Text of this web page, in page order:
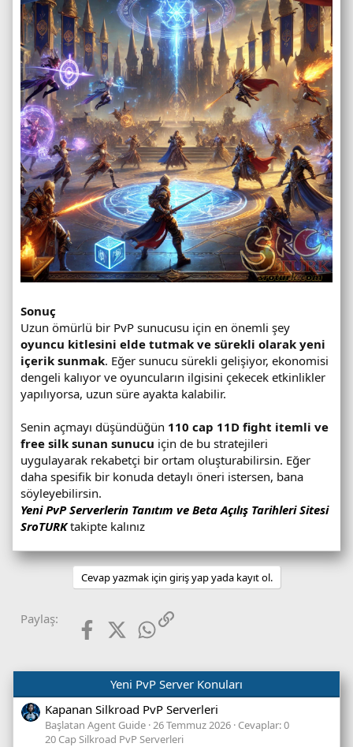
Sonuç
Uzun ömürlü bir PvP sunucusu için en önemli şey
oyuncu kitlesini elde tutmak ve sürekli olarak yeni
içerik sunmak. Eğer sunucu sürekli gelişiyor, ekonomisi
dengeli kalıyor ve oyuncuların ilgisini çekecek etkinlikler
yapılıyorsa, uzun süre ayakta kalabilir.
Senin açmayı düşündüğün 110 cap 11D fight itemli ve
free silk sunan sunucu için de bu stratejileri
uygulayarak rekabetçi bir ortam oluşturabilirsin. Eğer
daha spesifik bir konuda detaylı öneri istersen, bana
söyleyebilirsin.
Yeni PvP Serverlerin Tanıtım ve Beta Açılış Tarihleri Sitesi
SroTURKtakipte kalınız
Cevap yazmak için giriş yap yada kayıt ol.
Paylaş: FacebookX (Twitter)WhatsApp
Link
Yeni PvP Server Konuları
Kapanan Silkroad PvP Serverleri
Başlatan Agent Guide 26 Temmuz 2026 Cevaplar: 0
20 Cap Silkroad PvP Serverleri